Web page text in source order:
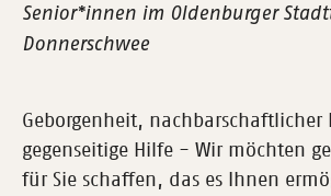
Senior*innen im Oldenburger
Donnerschwee
Geborgenheit, nachbarschaftlicher
gegenseitige Hilfe - Wir möchten
für Sie schaffen, das es Ihnen